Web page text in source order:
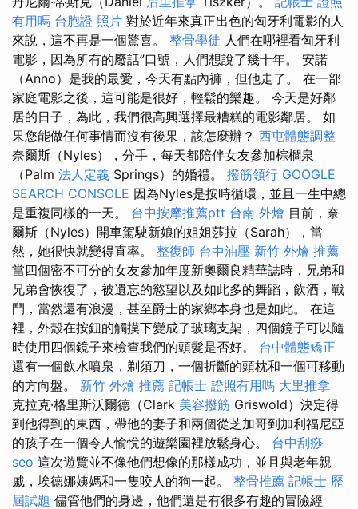
有用嗎 台胞證 照片 對於近年來真正出色的匈牙利電影的人
來說，這不再是一個驚喜。 整骨學徒 人們在哪裡看匈牙利
電影，因為所有的廢話”口號，人們想說了幾十年。 安諾
（Anno）是我的最愛，今天有點內褲，但他走了。 在一部
家庭電影之後，這可能是很好，輕鬆的樂趣。 今天是好鄰
居的日子，為此，我們很高興選擇最糟糕的電影鄰居。 如
果您能做任何事情而沒有後果，該怎麼辦？ 西屯體態調整
奈爾斯（Nyles），分手，每天都陪伴女友參加棕櫚泉
（Palm 法人定義 Springs）的婚禮。 撥筋領行 GOOGLE
SEARCH CONSOLE 因為Nyles是按時循環，並且一生中總
是重複同樣的一天。 台中按摩推薦ptt 台南 外燴 目前，奈
爾斯（Nyles）開車駕駛新娘的姐姐莎拉（Sarah），當
然，她很快就變得直率。 整復師 台中油壓 新竹 外燴 推薦
當四個密不可分的女友參加年度新奧爾良精華誌時，兄弟和
兄弟會恢復了，被遺忘的慾望以及如此多的舞蹈，飲酒，戰
鬥，當然還有浪漫，甚至爵士的家鄉本身也是如此。 在這
裡，外殼在按鈕的觸摸下變成了玻璃支架，四個鏡子可以隨
時使用四個鏡子來檢查我們的頭髮是否好。 台中體態矯正
還有一個飲水噴泉，剃須刀，一個折斷的頭枕和一個可移動
的方向盤。 新竹 外燴 推薦 記帳士 證照有用嗎 大里推拿
克拉克·格里斯沃爾德（Clark 美容撥筋 Griswold）決定得
到他得到的東西，帶他的妻子和兩個從芝加哥到加利福尼亞
的孩子在一個令人愉悅的遊樂園裡放鬆身心。 台中刮痧
seo 這次遊覽並不像他們想像的那樣成功，並且與老年親
戚，埃德娜姨媽和一隻咬人的狗一起。 整骨推薦 記帳士 歷
屆試題 儘管他們的身邊，他們還是有很多有趣的冒險經